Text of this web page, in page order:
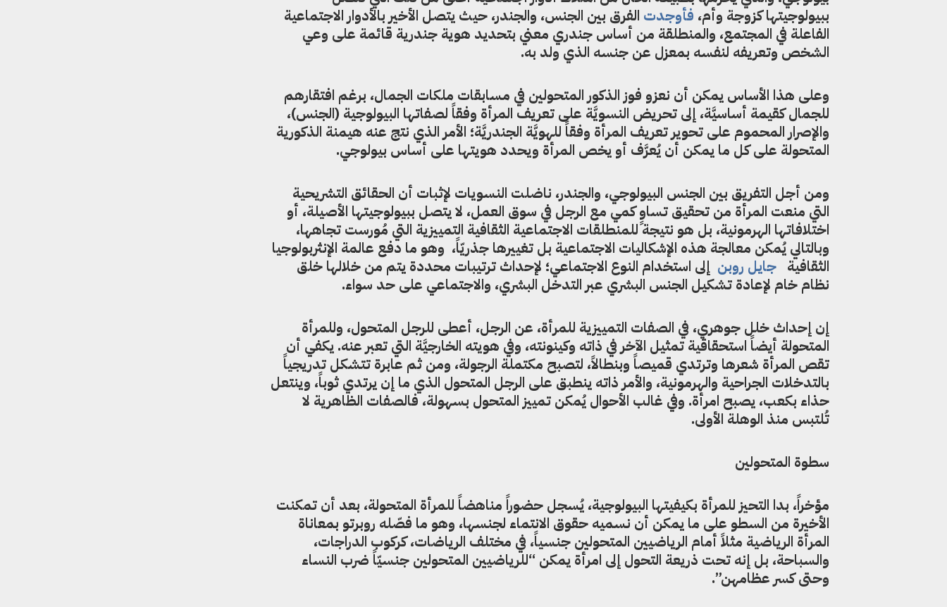
ببيولوجيتها كزوجة وأم، فأوجدت الفرق بين الجنس، والجندر، حيث يتصل الأخير بالأدوار الاجتماعية
الفاعلة في المجتمع، والمنطلقة من أساس جندري معني بتحديد هوية جندرية قائمة على وعي
الشخص وتعريفه لنفسه بمعزل عن جنسه الذي ولد به.
وعلى هذا الأساس يمكن أن نعزو فوز الذكور المتحولين في مسابقات ملكات الجمال، برغم افتقارهم
للجمال كقيمة أساسيَّة، إلى تحريض النسويَّة على تعريف المرأة وفقاً لصفاتها البيولوجية (الجنس)،
والإصرار المحموم على تحوير تعريف المرأة وفقاً للهويَّة الجندريَّة؛ الأمر الذي نتج عنه هيمنة الذكورية
المتحولة على كل ما يمكن أن يُعرَّف أو يخص المرأة ويحدد هويتها على أساس بيولوجي.
ومن أجل التفريق بين الجنس البيولوجي، والجندر، ناضلت النسويات لإثبات أن الحقائق التشريحية
التي منعت المرأة من تحقيق تساوٍ كمي مع الرجل في سوق العمل، لا يتصل ببيولوجيتها الأصيلة، أو
اختلافاتها الهرمونية، بل هو نتيجة للمنطلقات الاجتماعية الثقافية التمييزية التي مُورست تجاهها،
وبالتالي يُمكن معالجة هذه الإشكاليات الاجتماعية بل تغييرها جذريّاً، وهو ما دفع عالمة الإنثربولوجيا
الثقافية جايل روبن إلى استخدام النوع الاجتماعي؛ لإحداث ترتيبات محددة يتم من خلالها خلق
نظام خام لإعادة تشكيل الجنس البشري عبر التدخل البشري، والاجتماعي على حد سواء.
إن إحداث خلل جوهري، في الصفات التمييزية للمرأة، عن الرجل، أعطى للرجل المتحول، وللمرأة
المتحولة أيضاً استحقاقية تمثيل الآخر في ذاته وكينونته، وفي هويته الخارجيَّة التي تعبر عنه. يكفي أن
تقص المرأة شعرها وترتدي قميصاً وبنطالاً، لتصبح مكتملة الرجولة، ومن ثم عابرة تتشكل تدريجياً
بالتدخلات الجراحية والهرمونية، والأمر ذاته ينطبق على الرجل المتحول الذي ما إن يرتدي ثوباً، وينتعل
حذاء بكعب، يصبح امرأة. وفي غالب الأحوال يُمكن تمييز المتحول بسهولة، فالصفات الظاهرية لا
تُلتبس منذ الوهلة الأولى.
سطوة المتحولين
مؤخراً، بدا التحيز للمرأة بكيفيتها البيولوجية، يُسجل حضوراً مناهضاً للمرأة المتحولة، بعد أن تمكنت
الأخيرة من السطو على ما يمكن أن نسميه حقوق الانتماء لجنسها، وهو ما فصّله روبرتو بمعاناة
المرأة الرياضية مثلاً أمام الرياضيين المتحولين جنسياً، في مختلف الرياضات، كركوب الدراجات،
والسباحة، بل إنه تحت ذريعة التحول إلى امرأة يمكن “للرياضيين المتحولين جنسيّاً ضرب النساء
وحتى كسر عظامهن”.